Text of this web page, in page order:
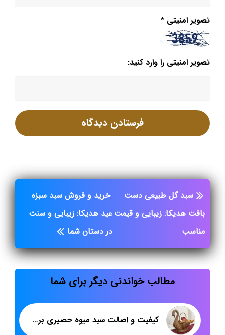
تصویر امنیتی *
تصویر امنیتی را وارد کنید:
سبد گل طبیعی دست
بافت هدیکا: زیبایی و قیمت
مناسب
خرید و فروش سبد سبزه
عید هدیکا: زیبایی و سنت
در دستان شما
مطالب خواندنی دیگر برای شما
کیفیت و اصالت سبد میوه حصیری برند هدیکا